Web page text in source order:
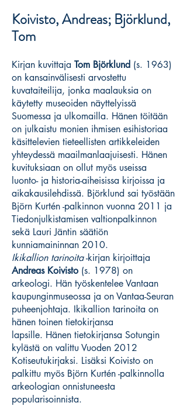
Koivisto, Andreas; Björklund,
Tom
Kirjan kuvittaja Tom Björklund (s. 1963)
on kansainvälisesti arvostettu
kuvataiteilija, jonka maalauksia on
käytetty museoiden näyttelyissä
Suomessa ja ulkomailla. Hänen töitään
on julkaistu monien ihmisen esihistoriaa
käsittelevien tieteellisten artikkeleiden
yhteydessä maailmanlaajuisesti. Hänen
kuvituksiaan on ollut myös useissa
luonto- ja historia-aiheisissa kirjoissa ja
aikakausilehdissä. Björklund sai työstään
Björn Kurtén -palkinnon vuonna 2011 ja
Tiedonjulkistamisen valtionpalkinnon
sekä Lauri Jäntin säätiön
kunniamaininnan 2010.
Ikikallion tarinoita-kirjan kirjoittaja
Andreas Koivisto (s. 1978) on
arkeologi. Hän työskentelee Vantaan
kaupunginmuseossa ja on Vantaa-Seuran
puheenjohtaja. Ikikallion tarinoita on
hänen toinen tietokirjansa
lapsille. Hänen tietokirjansa Sotungin
kylästä on valittu Vuoden 2012
Kotiseutukirjaksi. Lisäksi Koivisto on
palkittu myös Björn Kurtén -palkinnolla
arkeologian onnistuneesta
popularisoinnista.